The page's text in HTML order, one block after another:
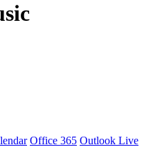
Office 365 Outlook Live